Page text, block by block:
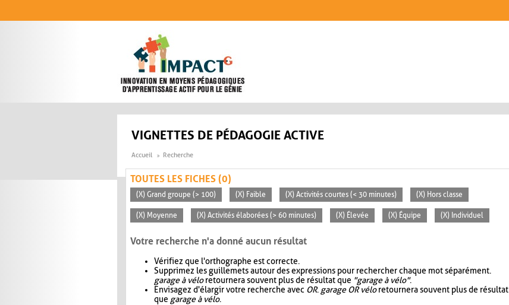
VIGNETTES DE PÉDAGOGIE ACTIVE
Accueil Recherche
TOUTES LES FICHES (0)
(X) Grand groupe (> 100) (X) Faible (X) Activités courtes (< 30 minutes) (X) Hors classe
(X) Moyenne (X) Activités élaborées (> 60 minutes) (X) Élevée (X) Équipe (X) Individuel
Votre recherche n'a donné aucun résultat
Vérifiez que l'orthographe est correcte.
Supprimez les guillemets autour des expressions pour rechercher chaque mot séparément.
garage à véloretournera souvent plus de résultat que "garage à vélo".
Envisagez d'élargir votre recherche avec OR. garage OR véloretournera souvent plus de résultat
que garage à vélo.